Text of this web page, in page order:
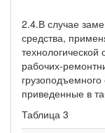
2.4.В случае
средства,
рабочих-
приведенные в
Таблица 3